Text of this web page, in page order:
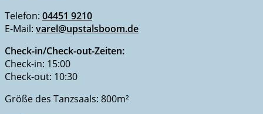
Telefon: 04451 9210
E-Mail: varel@upstalsboom.de
Check-in/Check-out-Zeiten:
Check-in: 15:00
Check-out: 10:30
Größe des Tanzsaals: 800m²